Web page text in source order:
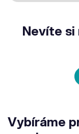
Nevíte si
Vybíráme